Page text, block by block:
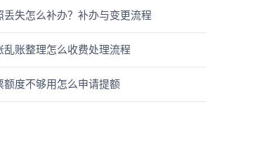
丢失怎么补办？补办与变更流程
乱账整理怎么收费处理流程
额度不够用怎么申请提额